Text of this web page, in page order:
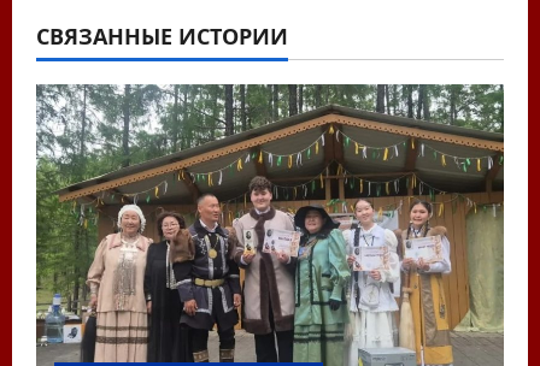
а
ц
и
я
п
о
з
СВЯЗАННЫЕ ИСТОРИИ